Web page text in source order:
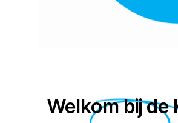
Welkom bij de